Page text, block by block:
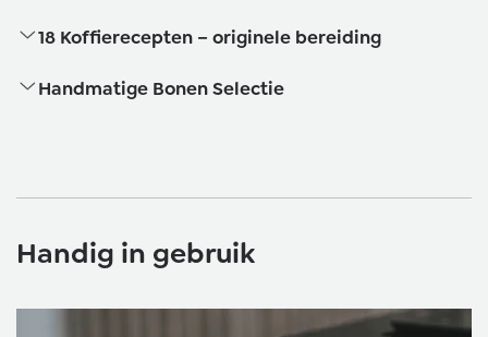
18 Koffierecepten – originele bereiding
Handmatige Bonen Selectie
Handig in gebruik